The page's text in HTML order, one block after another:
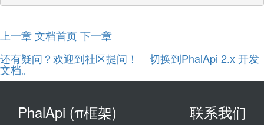
上一章文档首页下一章
还有疑问？欢迎到社区提问！
切换到PhalApi 2.x 开发
文档。
PhalApi (π框架) 联系我们